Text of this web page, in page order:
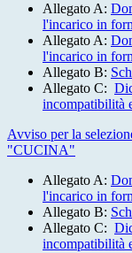
Allegato A:
l'incarico in
Allegato A:
l'incarico in
Allegato B:
Allegato C:
incompatibilità
Avviso per la
"CUCINA"
Allegato A:
l'incarico in
Allegato B:
Allegato C:
incompatibilità